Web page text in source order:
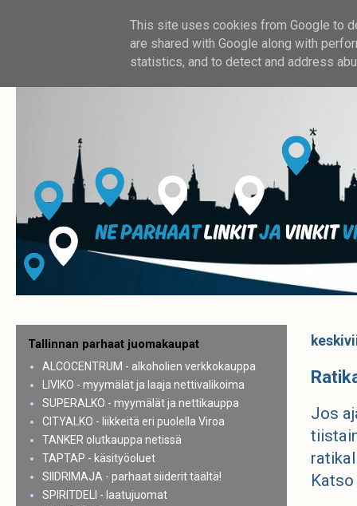
Jos
Tallinnan parhaat juomakaupat
ALCOCENTRUM - alkoholien verkkokauppa
LIVIKO - myymälät ja laaja nettivalikoima
SUPERALKO - myymälät ja nettikauppa
CITYALKO - liikkeitä eri puolella Viroa
TANKER olutkauppa netissä
TAPTAP - käsityöoluet
SIIDRIMAJA - parhaat siiderit täältä!
SPIRITDELI - laatujuomat
This site uses cookies from Google to
are shared with Google along with
statistics, and to detect and address